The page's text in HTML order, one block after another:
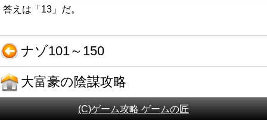
答えは「13」だ。
ナゾ101～150
大富豪の陰謀攻略
(C)ゲーム攻略 ゲームの匠